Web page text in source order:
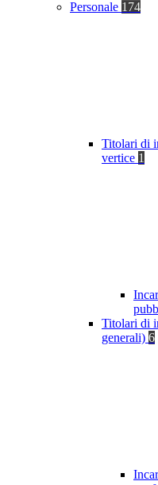
Personale 174
Titolari di
vertice 1
Titolari di
generali) 6